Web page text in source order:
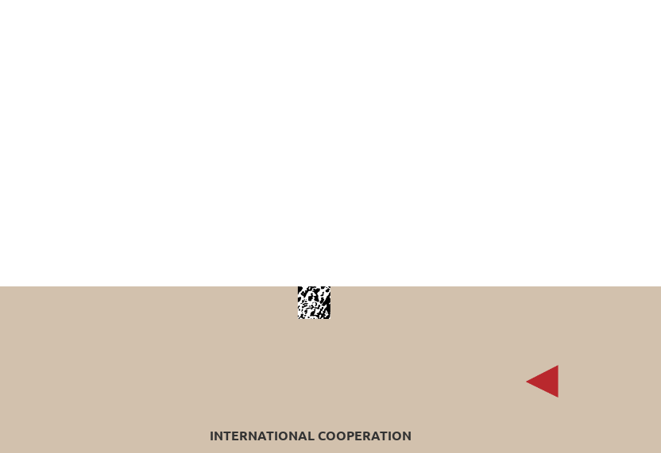
INTERNATIONAL COOPERATION